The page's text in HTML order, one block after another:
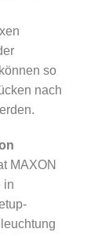
so
nach
MAXON
in